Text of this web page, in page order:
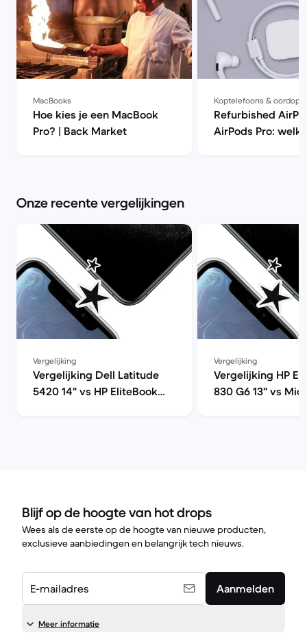
MacBooks
Hoe kies je een MacBook
Pro? | Back Market
Koptelefoons &
Refurbished
AirPods Pro:
Onze recente vergelijkingen
Vergelijking
Vergelijking Dell Latitude
5420 14" vs HP EliteBook
Vergelijking
Vergelijking HP
830 G6 13" vs
Blijf op de hoogte van hot drops
Wees als de eerste op de hoogte van nieuwe producten,
exclusieve aanbiedingen en belangrijk tech nieuws.
E-mailadres Aanmelden
Meer informatie